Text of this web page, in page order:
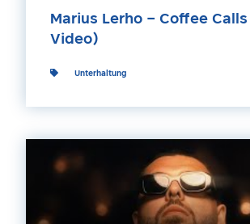
Marius Lerho – Coffee
Video)
Unterhaltung